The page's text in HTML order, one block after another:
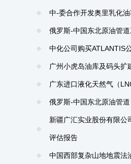
中-委合作开发奥里乳化
俄罗斯-中国东北原油管
中化公司购买ATLANTIS
广州小虎岛油库及码头
广东进口液化天然气（
俄罗斯-中国东北原油管
新疆广汇实业股份有限公
评估报告
中国西部复杂山地地震法